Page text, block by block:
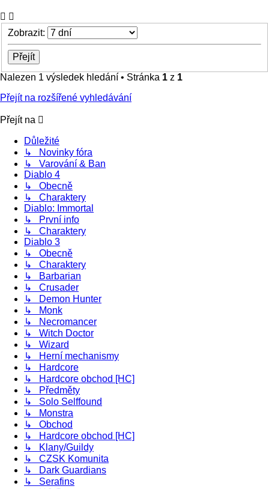
Zobrazit:
Nalezen 1 výsledek hledání • Stránka 1 z 1
Přejít na rozšířené vyhledávání
Přejít na
Důležité
↳ Novinky fóra
↳ Varování & Ban
Diablo 4
↳ Obecně
↳ Charaktery
Diablo: Immortal
↳ První info
↳ Charaktery
Diablo 3
↳ Obecně
↳ Charaktery
↳ Barbarian
↳ Crusader
↳ Demon Hunter
↳ Monk
↳ Necromancer
↳ Witch Doctor
↳ Wizard
↳ Herní mechanismy
↳ Hardcore
↳ Hardcore obchod [HC]
↳ Předměty
↳ Solo Selffound
↳ Monstra
↳ Obchod
↳ Hardcore obchod [HC]
↳ Klany/Guildy
↳ CZSK Komunita
↳ Dark Guardians
↳ Serafins